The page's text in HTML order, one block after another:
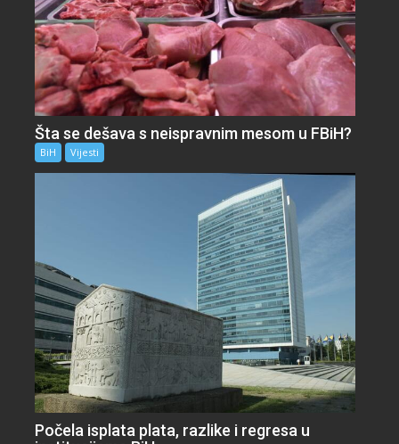
Šta se dešava s neispravnim mesom u FBiH?
BiH Vijesti
Počela isplata plata, razlike i regresa u